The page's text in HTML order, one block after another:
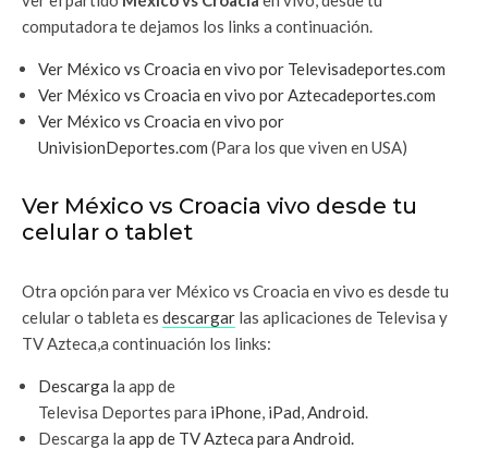
computadora te dejamos los links a continuación.
Ver México vs Croacia en vivo por Televisadeportes.com
Ver México vs Croacia en vivo por Aztecadeportes.com
Ver México vs Croacia en vivo por
UnivisionDeportes.com (Para los que viven en USA)
Ver México vs Croacia vivo desde tu
celular o tablet
Otra opción para ver México vs Croacia en vivo es desde tu
celular o tableta es descargar las aplicaciones de Televisa y
TV Azteca,a continuación los links:
Descarga la app de
Televisa Deportes para iPhone, iPad,Android.
Descarga la app de TV Azteca para Android.